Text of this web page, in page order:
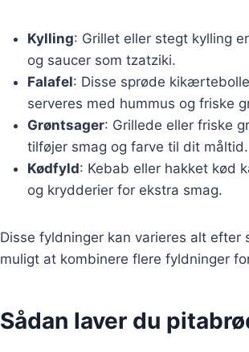
Kylling: Grillet eller stegt kylling
og saucer som tzatziki.
Falafel: Disse sprøde
serveres med hummus og friske
Grøntsager: Grillede eller friske
tilføjer smag og farve til dit måltid.
Kødfyld: Kebab eller hakket kød
og krydderier for ekstra smag.
Disse fyldninger kan varieres alt
muligt at kombinere flere fyldninger
Sådan laver du